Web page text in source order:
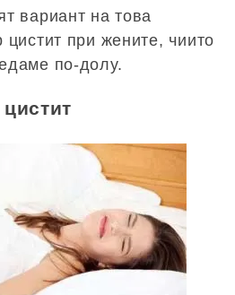
вариант на това
при жените, чиито
по-долу.